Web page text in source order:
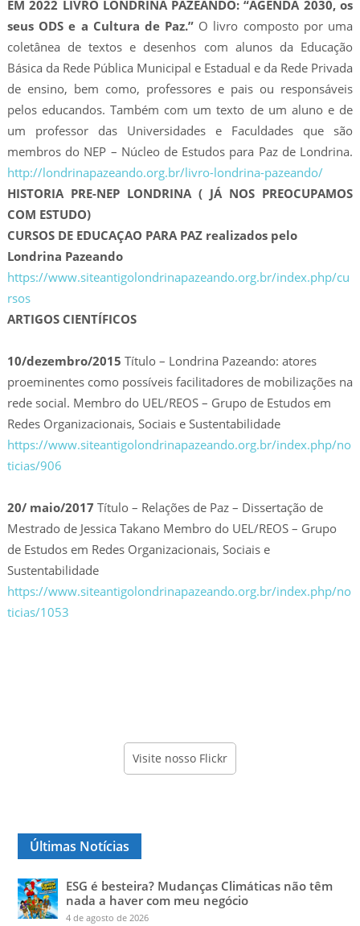
EM 2022 LIVRO LONDRINA PAZEANDO: “AGENDA 2030, os
seus ODS e a Cultura de Paz.” O livro composto por uma
coletânea de textos e desenhos com alunos da Educação
Básica da Rede Pública Municipal e Estadual e da Rede Privada
de ensino, bem como, professores e pais ou responsáveis
pelos educandos. Também com um texto de um aluno e de
um professor das Universidades e Faculdades que são
membros do NEP – Núcleo de Estudos para Paz de Londrina.
http://londrinapazeando.org.br/livro-londrina-pazeando/
HISTORIA PRE-NEP LONDRINA ( JÁ NOS PREOCUPAMOS
COM ESTUDO)
CURSOS DE EDUCAÇAO PARA PAZ realizados pelo
Londrina Pazeando
https://www.siteantigolondrinapazeando.org.br/index.php/cu
rsos
ARTIGOS CIENTÍFICOS
10/dezembro/2015 Título – Londrina Pazeando: atores
proeminentes como possíveis facilitadores de mobilizações na
rede social. Membro do UEL/REOS – Grupo de Estudos em
Redes Organizacionais, Sociais e Sustentabilidade
https://www.siteantigolondrinapazeando.org.br/index.php/no
ticias/906
20/ maio/2017 Título – Relações de Paz – Dissertação de
Mestrado de Jessica Takano Membro do UEL/REOS – Grupo
de Estudos em Redes Organizacionais, Sociais e
Sustentabilidade
https://www.siteantigolondrinapazeando.org.br/index.php/no
ticias/1053
Visite nosso Flickr
Últimas Notícias
ESG é besteira? Mudanças Climáticas não têm
nada a haver com meu negócio
4 de agosto de 2026